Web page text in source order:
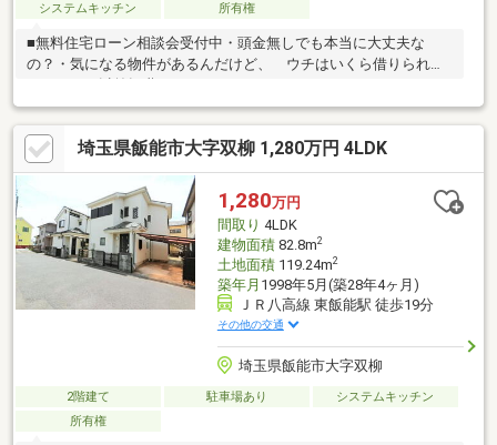
システムキッチン
所有権
■無料住宅ローン相談会受付中・頭金無しでも本当に大丈夫な
の？・気になる物件があるんだけど、 ウチはいくら借りられる
て？変動金利って？・個人で事業をしているんだけど・・資金計
画で成功する住宅ローンのことを経験豊富なスタッフが丁寧にご
説明いたします。◆見学予約はフリーダイヤル0120-974-443まで
（スマートフォンの方は青の「電話マーク」をクリック）◆まず
は資料が欲しい方はオレンジの「資料請求する（無料）」ボタン
をクリック
埼玉県飯能市大字双柳 1,280万円 4LDK
1,280万円
間取り 4LDK
建物面積82.8m2
土地面積119.24m2
築年月 1998年5月(築28年4ヶ月)
ＪＲ八高線 東飯能駅 徒歩19分
その他の交通
埼玉県飯能市大字双柳
2階建て 駐車場あり
システムキッチン
所有権